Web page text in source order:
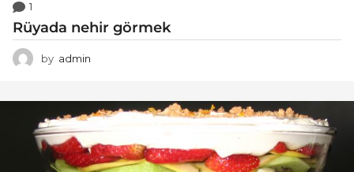
1
Rüyada nehir görmek
by admin